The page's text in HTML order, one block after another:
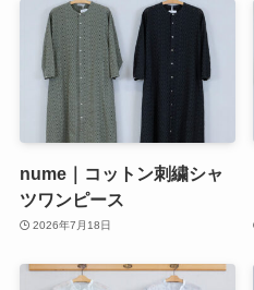
nume｜コットン刺繍シャ
ツワンピース
2026年7月18日